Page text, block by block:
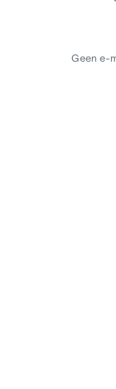
Geen e-